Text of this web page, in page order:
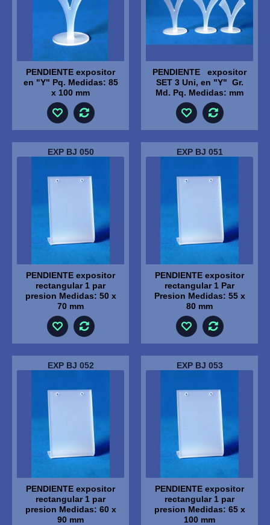
PENDIENTE expositor
en "Y" Pq. Medidas: 85
x 100 mm
PENDIENTE expositor
SET 3 Uni, en "Y" Gr.
Md. Pq. Medidas: mm
EXP BJ 050
PENDIENTE expositor
rectangular 1 par
presion Medidas: 50 x
70 mm
EXP BJ 051
PENDIENTE expositor
rectangular 1 Par
Presion Medidas: 55 x
80 mm
EXP BJ 052
PENDIENTE expositor
rectangular 1 par
presion Medidas: 60 x
90 mm
EXP BJ 053
PENDIENTE expositor
rectangular 1 par
presion Medidas: 65 x
100 mm